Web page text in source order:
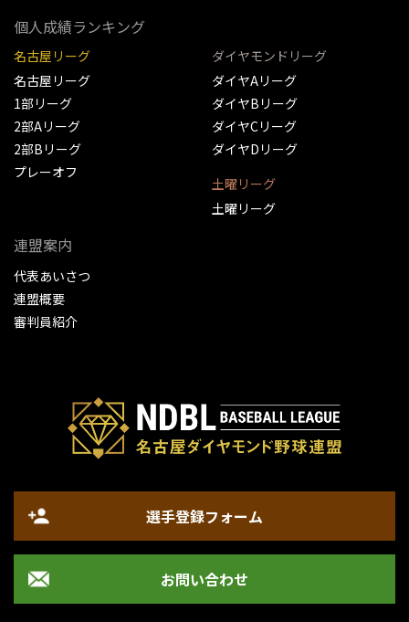
個人成績ランキング
名古屋リーグ
名古屋リーグ
1部リーグ
2部Aリーグ
2部Bリーグ
プレーオフ
ダイヤモンドリーグ
ダイヤAリーグ
ダイヤBリーグ
ダイヤCリーグ
ダイヤDリーグ
土曜リーグ
土曜リーグ
連盟案内
代表あいさつ
連盟概要
審判員紹介
選手登録フォーム
お問い合わせ